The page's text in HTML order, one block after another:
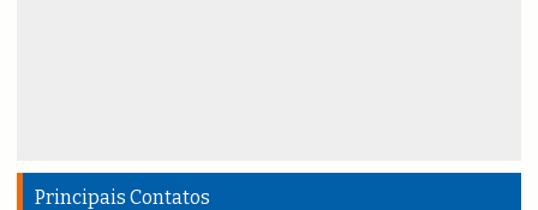
Principais Contatos